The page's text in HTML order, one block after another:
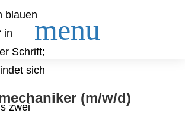
(m/w/d)